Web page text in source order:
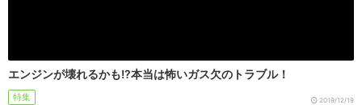
エンジンが壊れるかも!?本当は怖いガス欠のトラブル！
特集 2019/12/19